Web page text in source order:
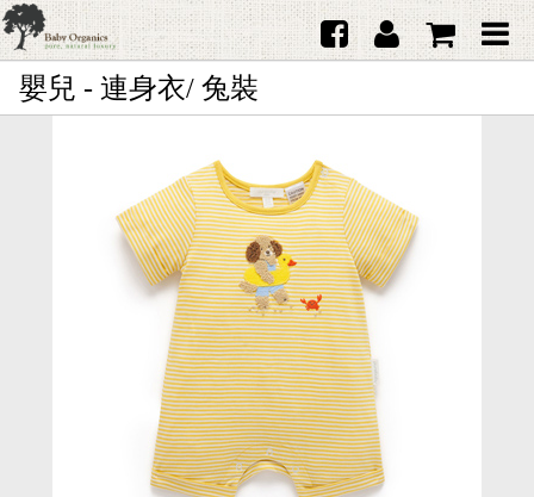
首頁
日本品牌育兒配件
韓國Merebe寶寶配件
嬰兒 - 連身衣/ 兔裝